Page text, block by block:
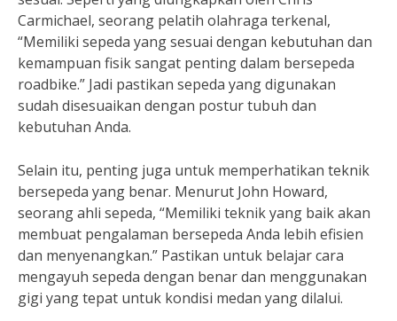
Carmichael, seorang pelatih olahraga terkenal,
“Memiliki sepeda yang sesuai dengan kebutuhan dan
kemampuan fisik sangat penting dalam bersepeda
roadbike.” Jadi pastikan sepeda yang digunakan
sudah disesuaikan dengan postur tubuh dan
kebutuhan Anda.
Selain itu, penting juga untuk memperhatikan teknik
bersepeda yang benar. Menurut John Howard,
seorang ahli sepeda, “Memiliki teknik yang baik akan
membuat pengalaman bersepeda Anda lebih efisien
dan menyenangkan.” Pastikan untuk belajar cara
mengayuh sepeda dengan benar dan menggunakan
gigi yang tepat untuk kondisi medan yang dilalui.